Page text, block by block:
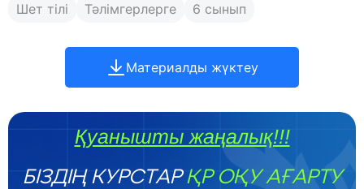
Шет тілі Тәлімгерлерге 6 сынып
Материалды жүктеу
Қуанышты жаңалық!!!
БІЗДІҢ КУРСТАРҚР ОҚУ АҒАРТУ